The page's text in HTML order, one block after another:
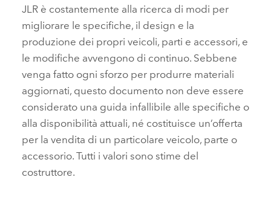
JLR è costantemente alla ricerca di modi per
migliorare le specifiche, il design e la
produzione dei propri veicoli, parti e accessori, e
le modifiche avvengono di continuo. Sebbene
venga fatto ogni sforzo per produrre materiali
aggiornati, questo documento non deve essere
considerato una guida infallibile alle specifiche o
alla disponibilità attuali, né costituisce un’offerta
per la vendita di un particolare veicolo, parte o
accessorio. Tutti i valori sono stime del
costruttore.